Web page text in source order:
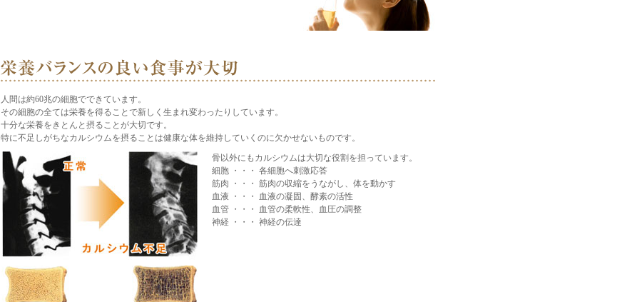
人間は約60兆の細胞でできています。
その細胞の全ては栄養を得ることで新しく生まれ変わったりしています。
十分な栄養をきとんと摂ることが大切です。
特に不足しがちなカルシウムを摂ることは健康な体を維持していくのに欠かせないものです。
骨以外にもカルシウムは大切な役割を担っています。
細胞 ・・・ 各細胞へ刺激応答
筋肉 ・・・ 筋肉の収縮をうながし、体を動かす
血液 ・・・ 血液の凝固、酵素の活性
血管 ・・・ 血管の柔軟性、血圧の調整
神経 ・・・ 神経の伝達